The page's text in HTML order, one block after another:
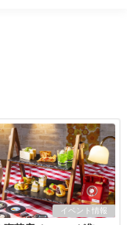
イベント情報